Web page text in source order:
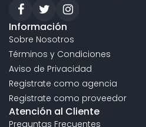
cotidiana de un Pueblo
sus costumbres.
sorpresas se presentan al
Se detiene en la atracción
Duración:30 Minutos
La admisión a este lugar
9 Zonas Arqueológicas
Acércate a la historia de
Información
Sobre Nosotros
Términos y Condiciones
Aviso de Privacidad
Registrate como agencia
Registrate como proveedor
Atención al Cliente
Preguntas Frecuentes